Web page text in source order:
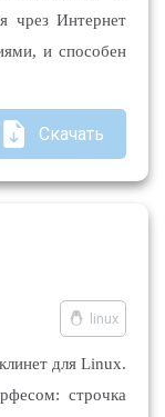
чрез Интернет
и способен
Скачать
linux
для Linux.
строчка